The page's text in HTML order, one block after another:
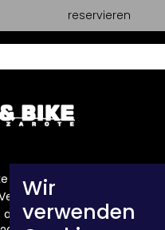
reservieren
Wir
verwenden
Lanzarote ist ein
von
auf der Insel Lanzarote